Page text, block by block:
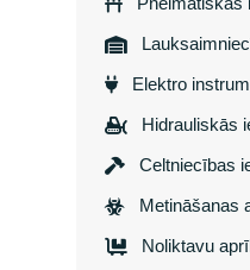
Elektro
Hidrauliskās
Celtniecības
Metināšanas
Noliktavu